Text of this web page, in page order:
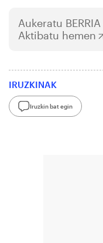
Aukeratu BERRIA
Aktibatu hemen
IRUZKINAK
Iruzkin bat egin